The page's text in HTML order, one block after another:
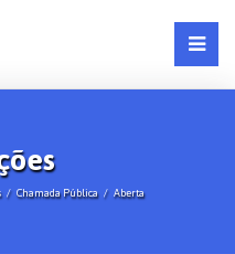
Chamada Pública Aberta